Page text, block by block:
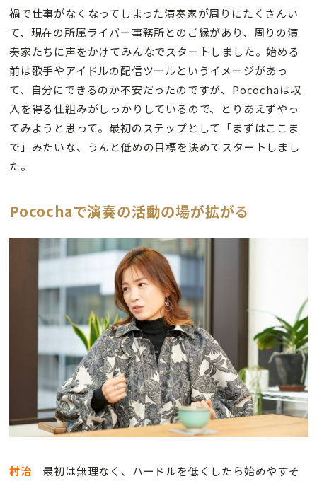
禍で仕事がなくなってしまった演奏家が周りにたくさんい
て、現在の所属ライバー事務所とのご縁があり、周りの演
奏家たちに声をかけてみんなでスタートしました。始める
前は歌手やアイドルの配信ツールというイメージがあっ
て、自分にできるのか不安だったのですが、Pocochaは収
入を得る仕組みがしっかりしているので、とりあえずやっ
てみようと思って。最初のステップとして「まずはここま
で」みたいな、うんと低めの目標を決めてスタートしまし
た。
Pocochaで演奏の活動の場が拡がる
村治 最初は無理なく、ハードルを低くしたら始めやすそ